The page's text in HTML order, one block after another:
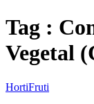
Tag :
Vegetal
HortiFruti